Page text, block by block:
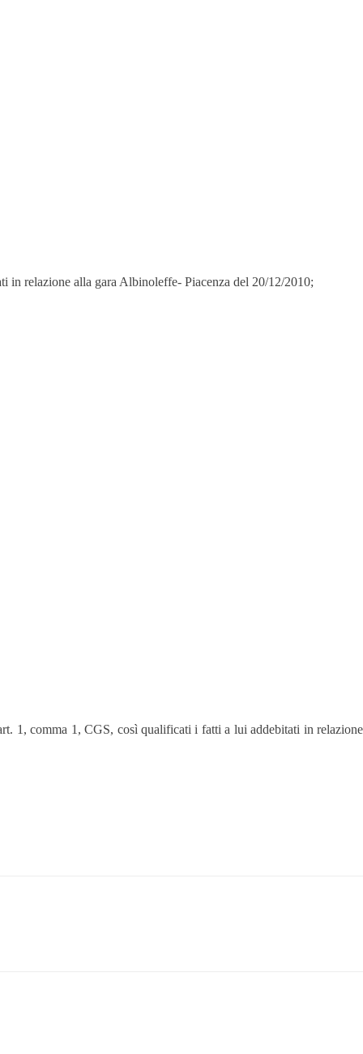
relazione alla gara Albinoleffe- Piacenza del 20/12/2010;
1, comma 1, CGS, così qualificati i fatti a lui addebitati in relazione